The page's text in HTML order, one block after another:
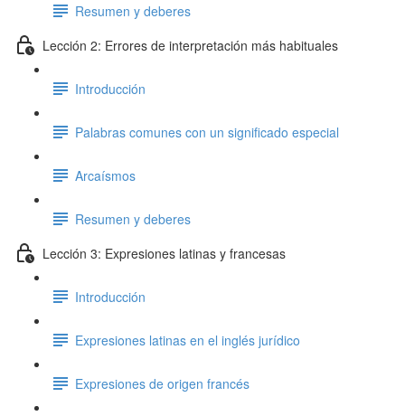
Resumen y deberes
Lección 2: Errores de interpretación más habituales
Introducción
Palabras comunes con un significado especial
Arcaísmos
Resumen y deberes
Lección 3: Expresiones latinas y francesas
Introducción
Expresiones latinas en el inglés jurídico
Expresiones de origen francés